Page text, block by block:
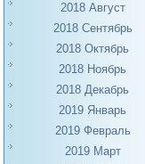
2018 Август
2018 Сентябрь
2018 Октябрь
2018 Ноябрь
2018 Декабрь
2019 Январь
2019 Февраль
2019 Март